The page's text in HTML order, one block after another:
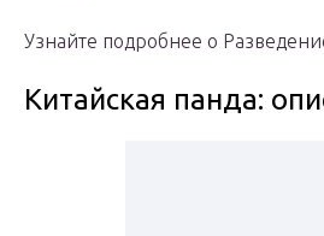
Узнайте подробнее о
Китайская панда: